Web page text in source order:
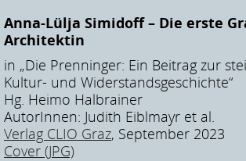
Anna-Lülja Simidoff – Die erste
Architektin
in „Die Prenninger: Ein Beitrag zur
Kultur- und Widerstandsgeschichte“
Hg. Heimo Halbrainer
AutorInnen: Judith Eiblmayr et al.
Verlag CLIO Graz, September 2023
Cover (JPG)